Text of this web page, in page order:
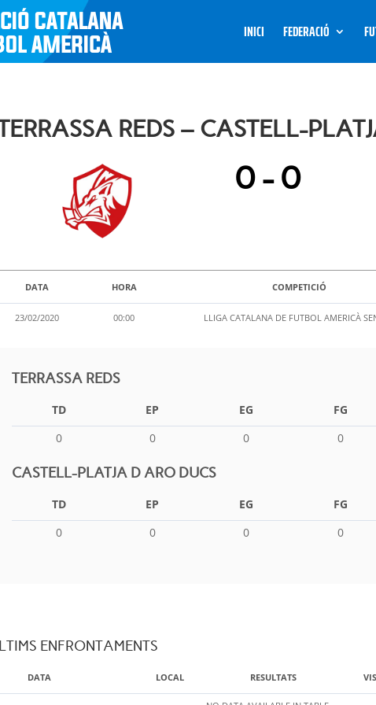
INICI FEDERACIÓ
REDS – CASTELL-
0-0
DATA HORA COMPETICIÓ
23/02/2020 00:00 LLIGA CATALANA DE FUTBOL AMERICÀ
TERRASSA REDS
TD EP EG FG
0
0 0 0
CASTELL-PLATJA D ARO DUCS
TD EP EG FG
0
0 0 0
ENFRONTAMENTS
DATA LOCAL RESULTATS